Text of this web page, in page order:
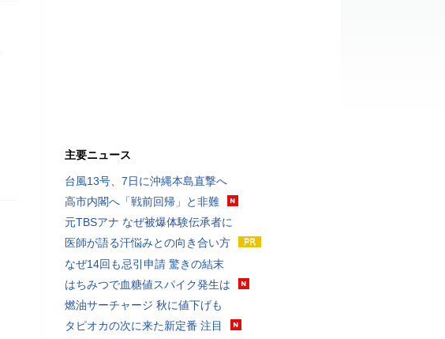
主要ニュース
台風13号、7日に沖縄本島直撃へ
高市内閣へ「戦前回帰」と非難
元TBSアナ なぜ被爆体験伝承者に
医師が語る汗悩みとの向き合い方
なぜ14回も忌引申請 驚きの結末
はちみつで血糖値スパイク発生は
燃油サーチャージ 秋に値下げも
タピオカの次に来た新定番 注目